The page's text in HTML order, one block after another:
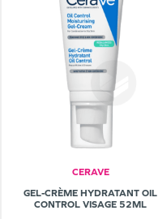
CERAVE
GEL-CRÈME HYDRATANT OIL
CONTROL VISAGE 52ML